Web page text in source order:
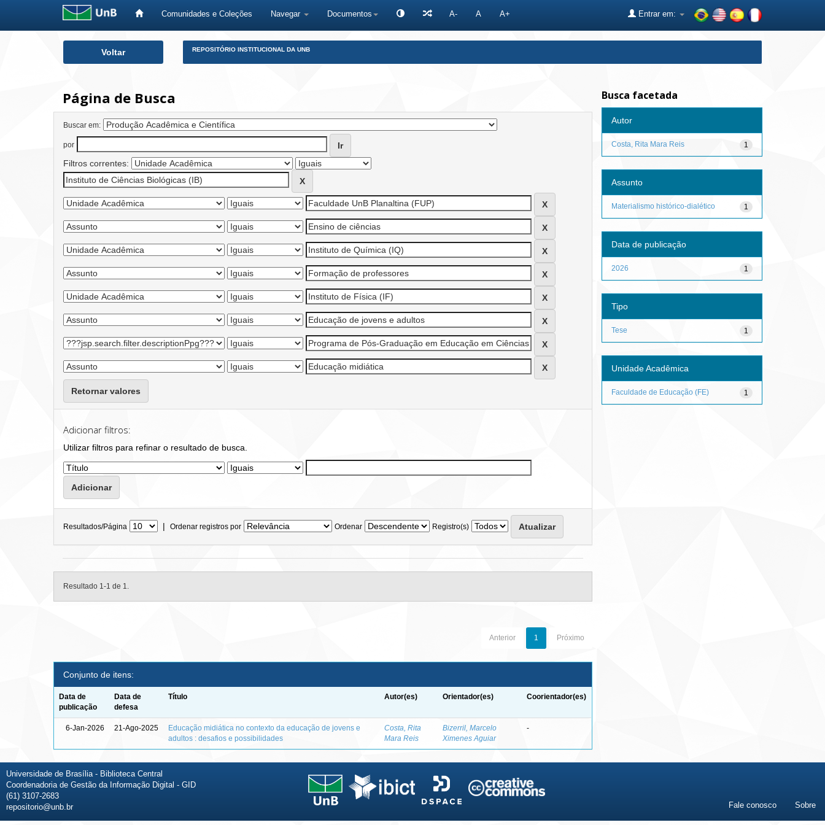
Comunidades e Coleções Navegar Documentos A- A A+ Entrar em:
Voltar REPOSITÓRIO INSTITUCIONAL DA UNB
Página de Busca
Buscar em:
por
Filtros correntes:
Retornar valores
Adicionar filtros:
Utilizar filtros para refinar o resultado de busca.
Resultados/Página | Ordenar registros por Ordenar Registro(s)
Resultado 1-1 de 1.
Anterior 1 Próximo
Conjunto de itens:
Data de
publicação
Data de
defesa
Título Autor(es) Orientador(es) Coorientador(es)
6-Jan-2026 21-Ago-2025
Educação midiática no contexto da educação de jovens e
adultos : desafios e possibilidades
Costa, Rita
Mara Reis
Bizerril, Marcelo
Ximenes Aguiar
-
Busca facetada
Autor
1
Costa, Rita Mara Reis
Assunto
1
Materialismo histórico-dialético
Data de publicação
1
2026
Tipo
1
Tese
Unidade Acadêmica
1
Faculdade de Educação (FE)
Universidade de Brasília - Biblioteca Central
Coordenadoria de Gestão da Informação Digital - GID
(61) 3107-2683
repositorio@unb.br
Fale conosco Sobre